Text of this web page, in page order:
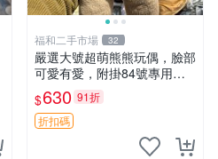
福和二手市場 32
嚴選大號超萌熊熊玩偶，臉部
可愛有愛，附掛84號專用
袋，適合收藏與送禮 寶寶熊
玩具 熊抱枕
$630 91折
折扣碼